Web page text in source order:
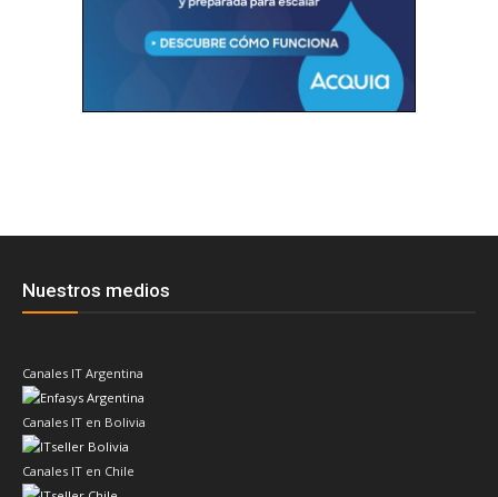
Nuestros medios
Canales IT Argentina
Canales IT en Bolivia
Canales IT en Chile